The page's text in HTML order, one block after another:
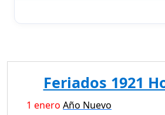
Feriados 1921
1 enero Año Nuevo